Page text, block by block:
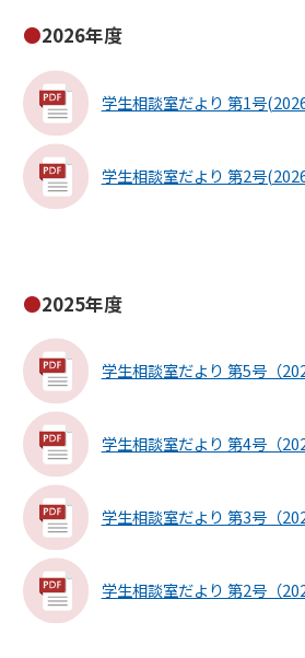
2026年度
学生相談室だより 第1号
学生相談室だより 第2号
2025年度
学生相談室だより 第5号（
学生相談室だより 第4号（
学生相談室だより 第3号（
学生相談室だより 第2号（